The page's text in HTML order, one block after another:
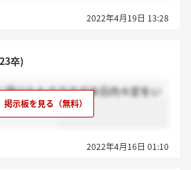
2022年4月19日 13:28
卒)
受けたものですが本日内々定をい
までに。
2022年4月16日 01:10